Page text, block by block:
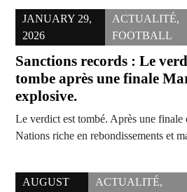
JANUARY 29,
2026
ACTUALITÉ,
FOOTBALL
Sanctions records : Le
tombe après une finale
explosive.
Le verdict est tombé. Après une finale
Nations riche en rebondissements et
AUGUST
ACTUALITÉ,